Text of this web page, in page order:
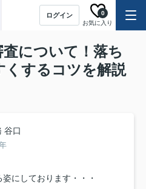
ログイン
お気に入り
0
について！落ち
くするコツを解説
谷口
にしております・・・